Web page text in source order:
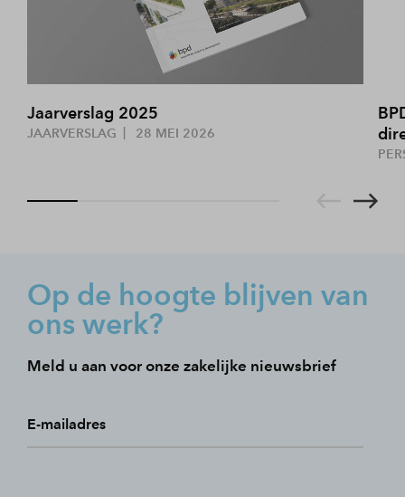
Jaarverslag 2025
JAARVERSLAG 28 MEI 2026
Op de hoogte blijven van
ons werk?
Meld u aan voor onze zakelijke nieuwsbrief
E-mailadres